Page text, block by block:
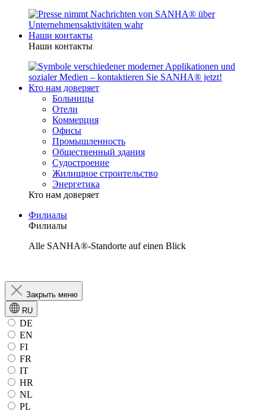
Наши контакты
Наши контакты
Кто нам доверяет
Больницы
Отели
Коммерция
Офисы
Промышленность
Общественный здания
Судостроение
Жилищное строительство
Энергетика
Кто нам доверяет
Филиалы
Филиалы
Alle SANHA®-Standorte auf einen Blick
Закрыть меню
RU
DE
EN
FI
FR
IT
HR
NL
PL